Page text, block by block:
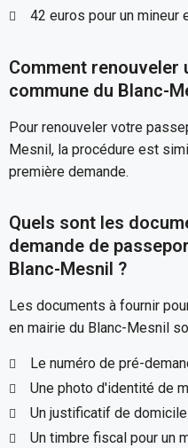
42 euros pour un mineur
Comment renouveler
commune du Blanc-
Pour renouveler votre
Mesnil, la procédure est
première demande.
Quels sont les
demande de
Blanc-Mesnil ?
Les documents à fournir
en mairie du Blanc-Mesnil
Le numéro de pré-
Une photo d'identité de
Un justificatif de
Un timbre fiscal pour un